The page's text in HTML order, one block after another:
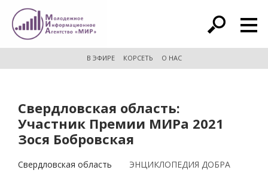
расширенный поиск
В ЭФИРЕ КОРСЕТЬ О НАС
Свердловская область:
Участник Премии МИРа 2021
Зося Бобровская
Свердловская область ЭНЦИКЛОПЕДИЯ ДОБРА